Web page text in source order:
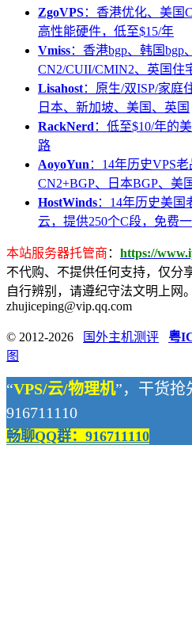
ZgoVPS：香港优化、美国
高性能硬件，低至$15/年
Vmiss：香港bgp、韩国bgp
CN2/CUII/CMIN2、英国住
Lisahost：原生/双ISP/家庭
日本、新加坡、美国、英国
RackNerd ：低至$10/年的
路
AoyoYun ：14年历史VPS
CN2+BGP、日本BGP、美
HostWinds：14年历史美国
云，提供250个C段，免费
本站服务器托管商 ： https://
不代购、不提供任何支持，仅分
自行辨别，请遵纪守法文明上网
zhujiceping@vip.qq.com
© 2012-2026 国外主机测评 粤
图
“VPS/云/物理机”，干货抢
916711110
畅聊QQ群：916711110